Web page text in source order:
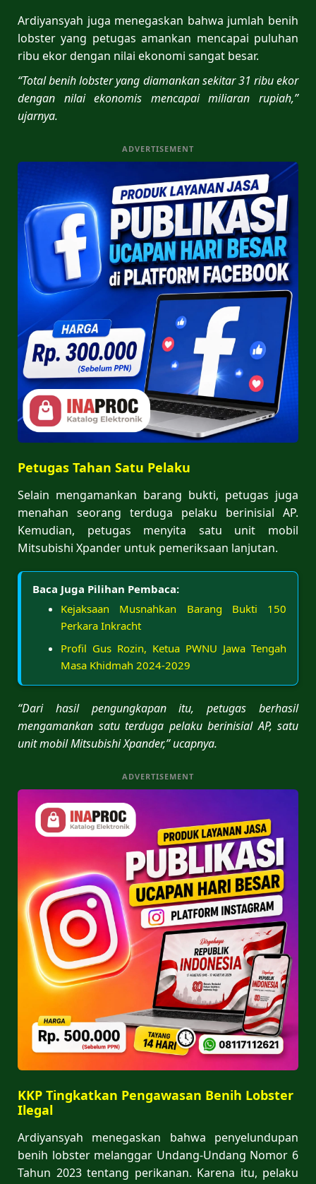
Ardiyansyah juga menegaskan bahwa jumlah benih
lobster yang petugas amankan mencapai puluhan
ribu ekor dengan nilai ekonomi sangat besar.
“Total benih lobster yang diamankan sekitar 31 ribu ekor
dengan nilai ekonomis mencapai miliaran rupiah,”
ujarnya.
ADVERTISEMENT
Petugas Tahan Satu Pelaku
Selain mengamankan barang bukti, petugas juga
menahan seorang terduga pelaku berinisial AP.
Kemudian, petugas menyita satu unit mobil
Mitsubishi Xpander untuk pemeriksaan lanjutan.
Baca Juga Pilihan Pembaca:
Kejaksaan Musnahkan Barang Bukti 150
Perkara Inkracht
Profil Gus Rozin, Ketua PWNU Jawa Tengah
Masa Khidmah 2024-2029
“Dari hasil pengungkapan itu, petugas berhasil
mengamankan satu terduga pelaku berinisial AP, satu
unit mobil Mitsubishi Xpander,” ucapnya.
ADVERTISEMENT
KKP Tingkatkan Pengawasan Benih Lobster
Ilegal
Ardiyansyah menegaskan bahwa penyelundupan
benih lobster melanggar Undang-Undang Nomor 6
Tahun 2023 tentang perikanan. Karena itu, pelaku